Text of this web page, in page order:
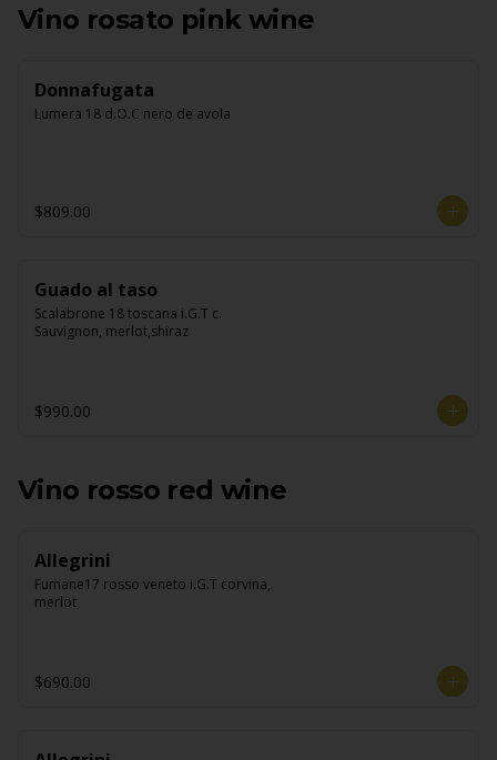
Vino rosato pink wine
Donnafugata
Lumera 18 d.O.C nero de avola
$809.00
Guado al taso
Scalabrone 18 toscana i.G.T c.
Sauvignon, merlot,shiraz
$990.00
Vino rosso red wine
Allegrini
Fumane17 rosso veneto i.G.T corvina,
merlot
$690.00